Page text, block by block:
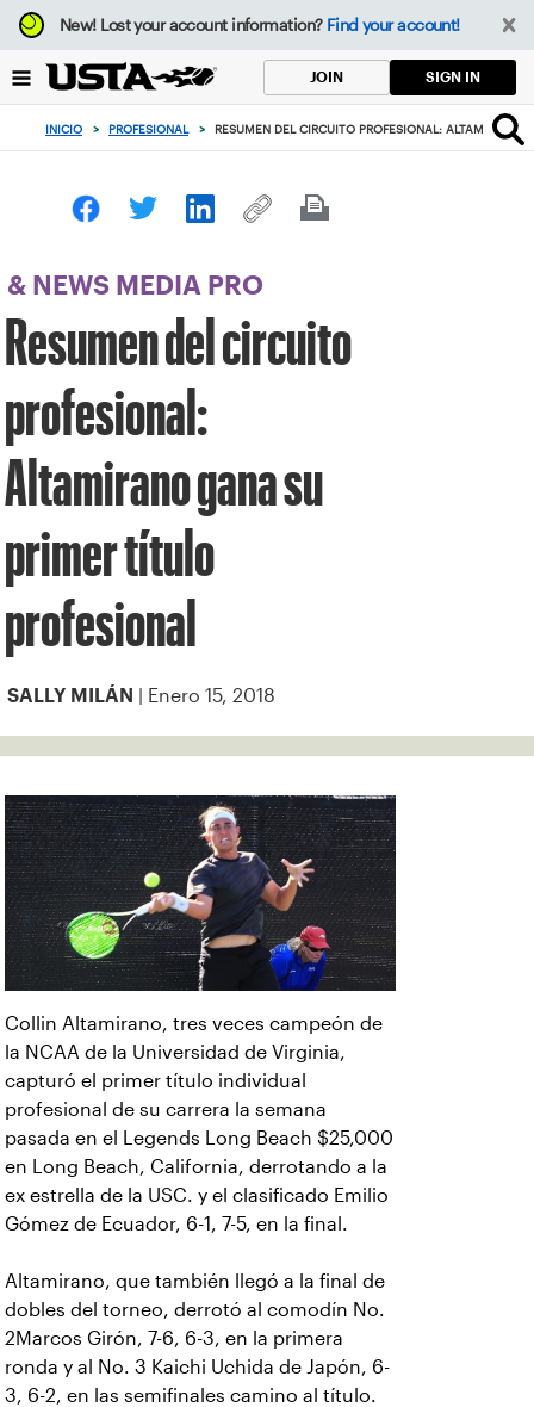
Enfoque
desde
botón
volver
principio
New!Lost your account information? Find your account!
JOIN SIGN IN
INICIO > PROFESIONAL > RESUMEN DEL CIRCUITO PROFESIONAL: ALTAMIRANO
& NEWS MEDIA PRO
Resumen del circuito
profesional:
Altamirano gana su
primer título
profesional
SALLY MILÁN | Enero 15, 2018
Collin Altamirano, tres veces campeón de
la NCAA de la Universidad de Virginia,
capturó el primer título individual
profesional de su carrera la semana
pasada en el Legends Long Beach $25,000
en Long Beach, California, derrotando a la
ex estrella de la USC. y el clasificado Emilio
Gómez de Ecuador, 6-1, 7-5, en la final.
Altamirano, que también llegó a la final de
dobles del torneo, derrotó al comodín No.
2Marcos Girón, 7-6, 6-3, en la primera
ronda y al No. 3 Kaichi Uchida de Japón, 6-
3, 6-2, en las semifinales camino al título.